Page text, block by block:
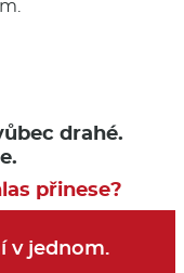
drahé.
přinese?
v jednom.